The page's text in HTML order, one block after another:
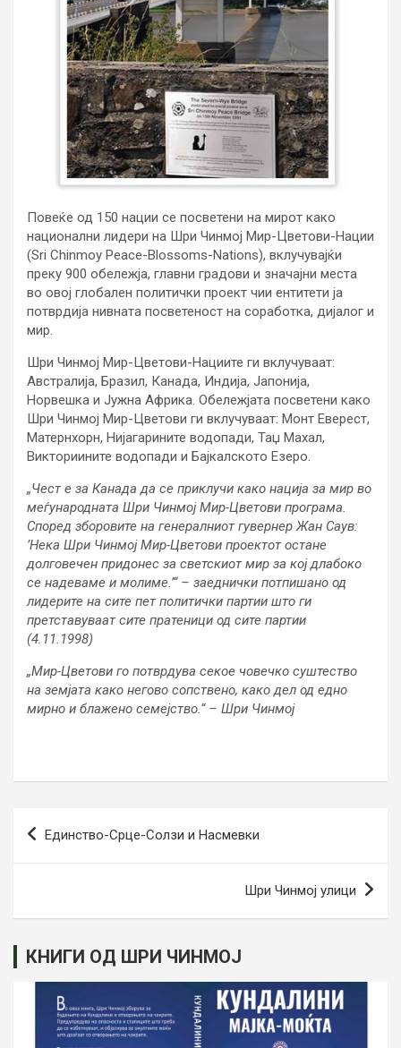
Повеќе од 150 нации се посветени на мирот како
национални лидери на Шри Чинмој Мир-Цветови-Нации
(Sri Chinmoy Peace-Blossoms-Nations), вклучувајќи
преку 900 обележја, главни градови и значајни места
во овој глобален политички проект чии ентитети ја
потврдија нивната посветеност на соработка, дијалог и
мир.
Шри Чинмој Мир-Цветови-Нациите ги вклучуваат:
Австралија, Бразил, Канада, Индија, Јапонија,
Норвешка и Јужна Африка. Обележјата посветени како
Шри Чинмој Мир-Цветови ги вклучуваат: Монт Еверест,
Матернхорн, Нијагарините водопади, Таџ Махал,
Викториините водопади и Бајкалското Езеро.
„Чест е за Канада да се приклучи како нација за мир во
меѓународната Шри Чинмој Мир-Цветови програма.
Според зборовите на генералниот гувернер Жан Саув:
’Нека Шри Чинмој Мир-Цветови проектот остане
долговечен придонес за светскиот мир за кој длабоко
се надеваме и молиме.’“ – заеднички потпишано од
лидерите на сите пет политички партии што ги
претставуваат сите пратеници од сите партии
(4.11.1998)
„Мир-Цветови го потврдува секое човечко суштество
на земјата како негово сопствено, како дел од едно
мирно и блажено семејство.“ – Шри Чинмој
Post
navigation
Единство-Срце-Солзи и Насмевки
Шри Чинмој улици
КНИГИ ОД ШРИ ЧИНМОЈ